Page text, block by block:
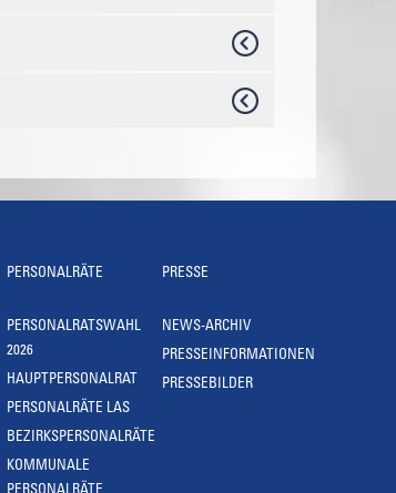
PERSONALRÄTE
PERSONALRATSWAHL
2026
HAUPTPERSONALRAT
PERSONALRÄTE LAS
BEZIRKSPERSONALRÄTE
KOMMUNALE
PRESSE
NEWS-ARCHIV
PRESSEINFORMATIONEN
PRESSEBILDER